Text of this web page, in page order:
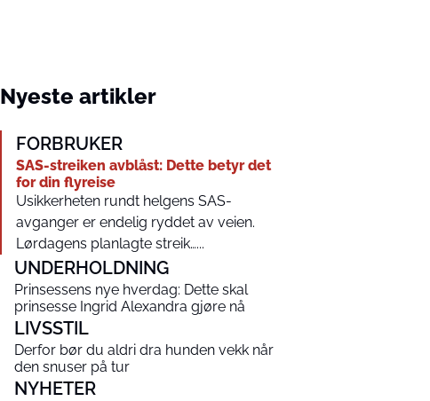
Nyeste artikler
FORBRUKER
SAS-streiken avblåst: Dette betyr det
for din flyreise
Usikkerheten rundt helgens SAS-
avganger er endelig ryddet av veien.
Lørdagens planlagte streik…...
UNDERHOLDNING
Prinsessens nye hverdag: Dette skal
prinsesse Ingrid Alexandra gjøre nå
LIVSSTIL
Derfor bør du aldri dra hunden vekk når
den snuser på tur
NYHETER